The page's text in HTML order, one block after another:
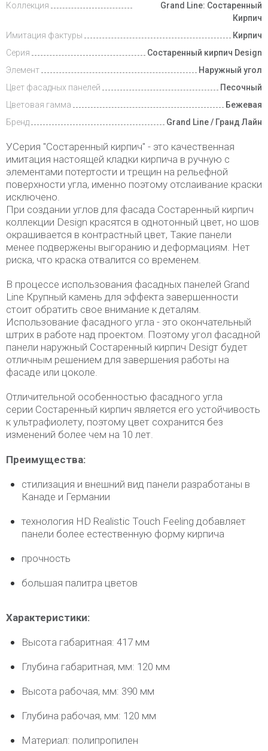
Коллекция
Grand Line: Состаренный
Кирпич
Имитация фактуры
Кирпич
Серия
Состаренный кирпич Design
Элемент
Наружный угол
Цвет фасадных панелей
Песочный
Цветовая гамма
Бежевая
Бренд
Grand Line / Гранд Лайн
УСерия "Состаренный кирпич" - это качественная
имитация настоящей кладки кирпича в ручную с
элементами потертости и трещин на рельефной
поверхности угла, именно поэтому отслаивание краски
исключено.
При создании углов для фасада Состаренный кирпич
коллекции Design красятся в однотонный цвет, но шов
окрашивается в контрастный цвет, Такие панели
менее подвержены выгоранию и деформациям. Нет
риска, что краска отвалится со временем.
В процессе использования фасадных панелей Grand
Line Крупный камень для эффекта завершенности
стоит обратить свое внимание к деталям.
Использование фасадного угла - это окончательный
штрих в работе над проектом. Поэтому угол фасадной
панели наружный Состаренный кирпич Desigт будет
отличным решением для завершения работы на
фасаде или цоколе.
Отличительной особенностью фасадного угла
серии Состаренный кирпич является его устойчивость
к ультрафиолету, поэтому цвет сохранится без
изменений более чем на 10 лет.
Преимущества:
стилизация и внешний вид панели разработаны в
Канаде и Германии
технология HD Realistic Touch Feeling добавляет
панели более естественную форму кирпича
прочность
большая палитра цветов
Характеристики:
Высота габаритная: 417 мм
Глубина габаритная, мм: 120 мм
Высота рабочая, мм: 390 мм
Глубина рабочая, мм: 120 мм
Материал: полипропилен